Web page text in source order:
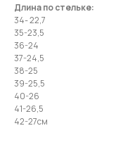
Длина по стельке:
34- 22,7
35-23,5
36-24
37-24,5
38-25
39-25,5
40-26
41-26,5
42-27см